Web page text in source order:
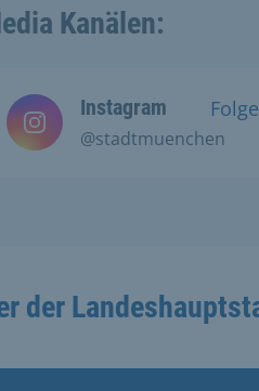
Kanälen:
Instagram
@stadtmuenchen
der